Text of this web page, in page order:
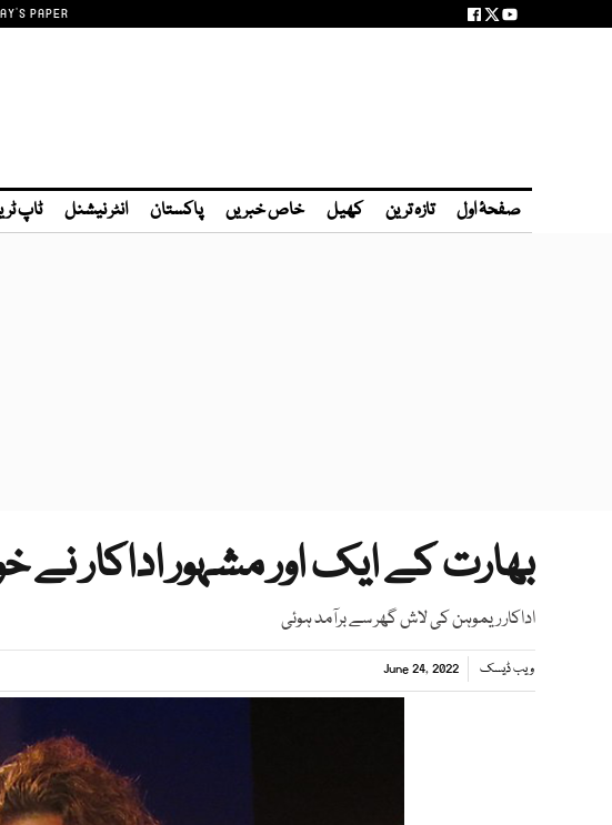
PAPER
صفحۂ اول تازہ ترین کھیل خاص خبریں پاکستان انٹر نیشنل ٹاپ
بھارت کے ایک اور مشہور اداکار
اداکار ریموہن کی لاش گھر سے برآمد ہوئی
ویب ڈیسک June 24, 2022